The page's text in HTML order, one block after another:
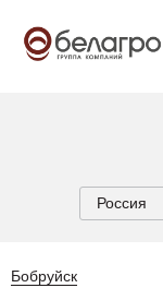
Россия
Бобруйск